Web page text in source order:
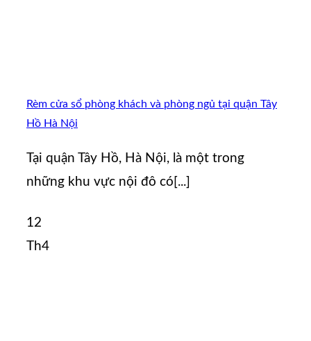
Rèm cửa sổ phòng khách và phòng ngủ tại quận Tây
Hồ Hà Nội
Tại quận Tây Hồ, Hà Nội, là một trong
những khu vực nội đô có[...]
12
Th4